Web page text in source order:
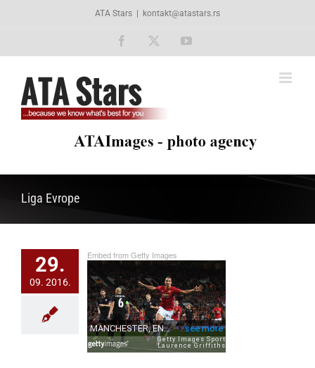
ATA Stars kontakt@atastars.rs
Facebook YouTube
Liga Evrope
29.
09. 2016.
Embed from Getty Images